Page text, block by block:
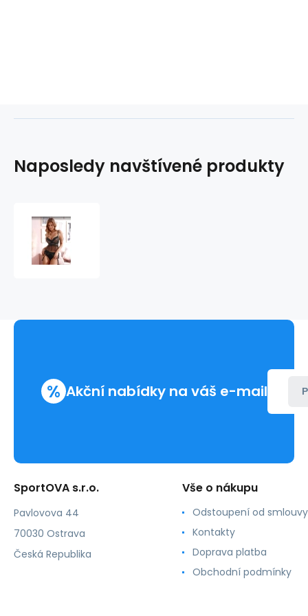
Naposledy navštívené produkty
béžovou
% Akční nabídky na váš e-mail
SportOVA s.r.o.
Pavlovova 44
70030 Ostrava
Česká Republika
Vše o nákupu
Odstoupení od smlouvy
Kontakty
Doprava platba
Obchodní podmínky